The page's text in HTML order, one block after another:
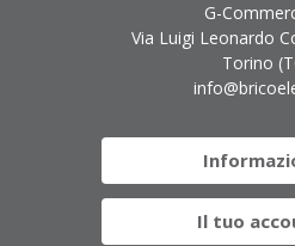
G-
Via Luigi Leonardo
Torino
Il tuo